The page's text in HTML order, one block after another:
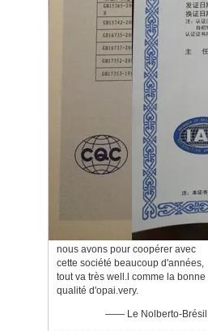
nous avons pour coopérer avec
cette société beaucoup d'années,
tout va très well.l comme la bonne
qualité d'opai.very.
—— Le Nolberto-Brésil